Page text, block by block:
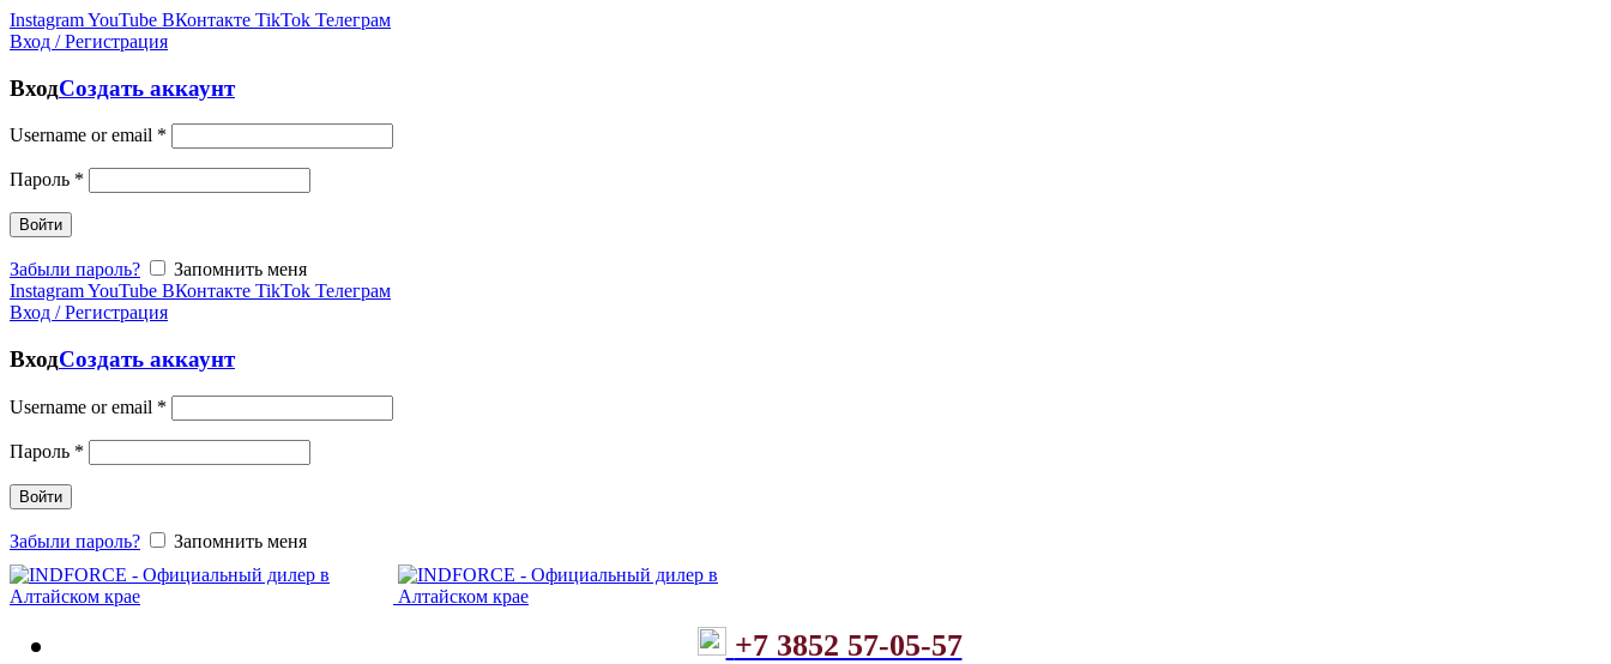
InstagramYouTube ВКонтакте TikTok Телеграм
Вход / Регистрация
ВходСоздать аккаунт
Username or email *
Пароль *
Войти
Забыли пароль?
Запомнить меня
InstagramYouTube ВКонтакте TikTok Телеграм
Вход / Регистрация
ВходСоздать аккаунт
Username or email *
Пароль *
Войти
Забыли пароль? Запомнить меня
+7 3852 57-05-57